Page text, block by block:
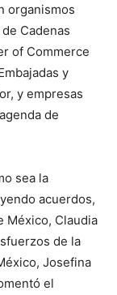
organismos
Cadenas
of Commerce
y
y empresas
de
sea la
acuerdos,
México, Claudia
de la
Josefina
el